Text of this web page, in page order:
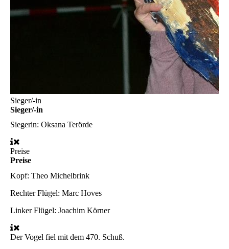
Sieger/-in
Sieger/-in
Siegerin: Oksana Terörde
Preise
Preise
Kopf: Theo Michelbrink
Rechter Flügel: Marc Hoves
Linker Flügel: Joachim Körner
Der Vogel fiel mit dem 470. Schuß.